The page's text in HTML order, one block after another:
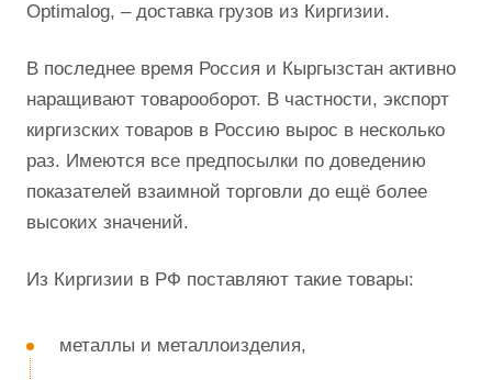
Optimalog, – доставка грузов из Киргизии.
В последнее время Россия и Кыргызстан активно
наращивают товарооборот. В частности, экспорт
киргизских товаров в Россию вырос в несколько
раз. Имеются все предпосылки по доведению
показателей взаимной торговли до ещё более
высоких значений.
Из Киргизии в РФ поставляют такие товары:
металлы и металлоизделия,